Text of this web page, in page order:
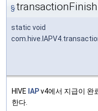
§
static void
HIVE IAPv4에서 지급이 완
한다.